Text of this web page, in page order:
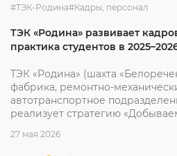
#ТЭК-Родина#Кадры, персонал
ТЭК «Родина» развивает
практика студентов в
ТЭК «Родина» (шахта
фабрика, ремонтно-
автотранспортное
реализует стратегию
27 мая 2026